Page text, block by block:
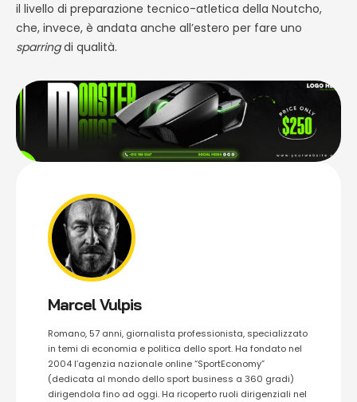
il livello di preparazione tecnico-atletica della Noutcho,
che, invece, è andata anche all’estero per fare uno
sparringdi qualità.
Marcel Vulpis
Romano, 57 anni, giornalista professionista, specializzato
in temi di economia e politica dello sport. Ha fondato nel
2004 l’agenzia nazionale online “SportEconomy”
(dedicata al mondo dello sport business a 360 gradi)
dirigendola fino ad oggi. Ha ricoperto ruoli dirigenziali nel